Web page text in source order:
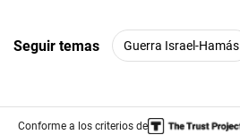
Seguir temas Guerra Israel-Hamás
Conforme a los criterios de